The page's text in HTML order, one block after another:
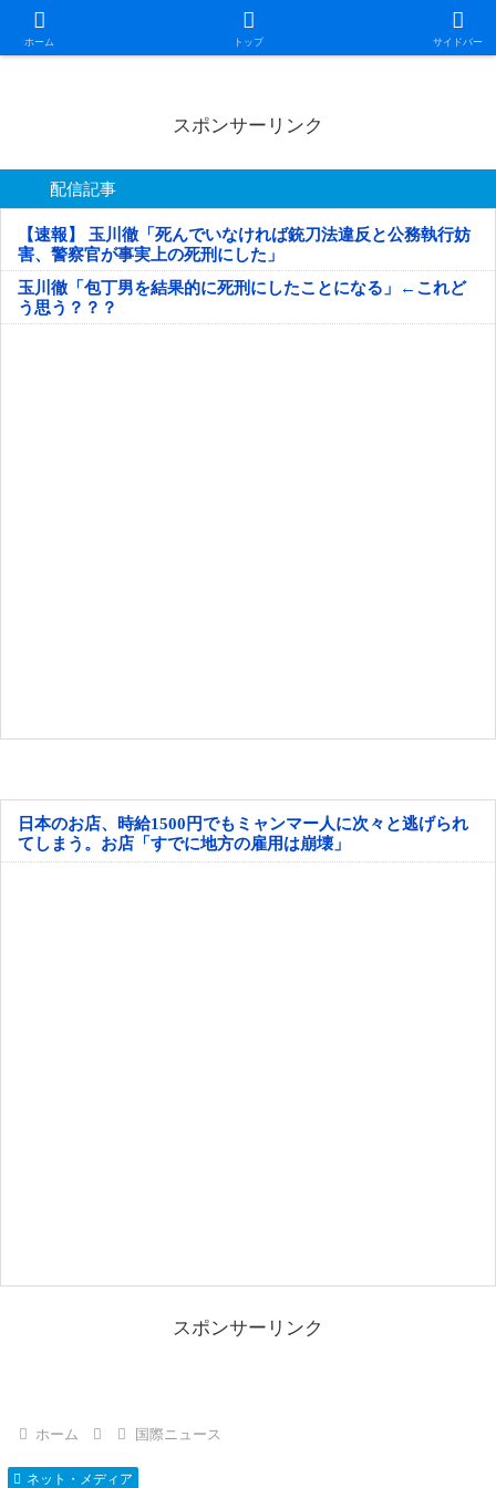
ホーム トップ サイドバー
日本第一！ニュース録
スポンサーリンク
配信記事
【速報】 玉川徹「死んでいなければ銃刀法違反と公務執行妨
害、警察官が事実上の死刑にした」
玉川徹「包丁男を結果的に死刑にしたことになる」←これど
う思う？？？
日本のお店、時給1500円でもミャンマー人に次々と逃げられ
てしまう。お店「すでに地方の雇用は崩壊」
スポンサーリンク
ホーム 国際ニュース
ネット・メディア